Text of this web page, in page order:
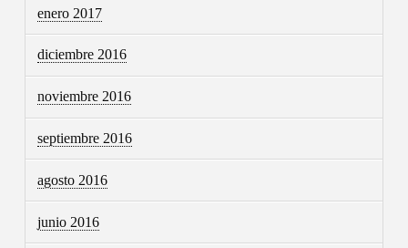
enero 2017
diciembre 2016
noviembre 2016
septiembre 2016
agosto 2016
junio 2016